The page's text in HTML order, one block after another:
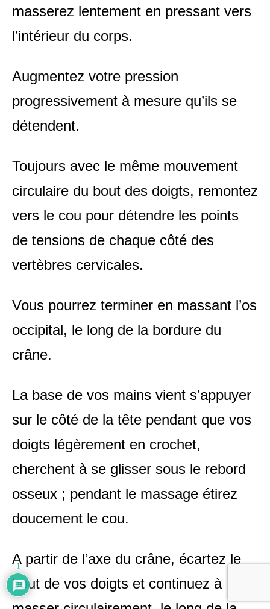
masserez lentement en pressant vers
l’intérieur du corps.
Augmentez votre pression
progressivement à mesure qu’ils se
détendent.
Toujours avec le même mouvement
circulaire du bout des doigts, remontez
vers le cou pour détendre les points
de tensions de chaque côté des
vertèbres cervicales.
Vous pourrez terminer en massant l’os
occipital, le long de la bordure du
crâne.
La base de vos mains vient s’appuyer
sur le côté de la tête pendant que vos
doigts légèrement en crochet,
cherchent à se glisser sous le rebord
osseux ; pendant le massage étirez
doucement le cou.
A partir de l’axe du crâne, écartez le
bout de vos doigts et continuez à
1